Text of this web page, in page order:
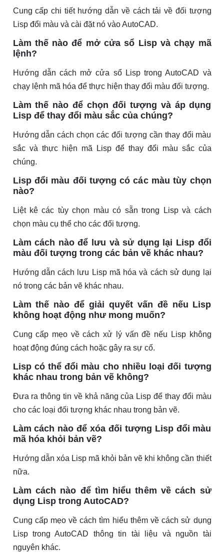
Cung cấp chi tiết hướng dẫn về cách tải về đối tượng
Lisp đổi màu và cài đặt nó vào AutoCAD.
Làm thế nào để mở cửa sổ Lisp và chạy mã
lệnh?
Hướng dẫn cách mở cửa sổ Lisp trong AutoCAD và
chạy lệnh mã hóa để thực hiện thay đổi màu đối tượng.
Làm thế nào để chọn đối tượng và áp dụng
Lisp để thay đổi màu sắc của chúng?
Hướng dẫn cách chọn các đối tượng cần thay đổi màu
sắc và thực hiện mã Lisp để thay đổi màu sắc của
chúng.
Lisp đổi màu đối tượng có các màu tùy chọn
nào?
Liệt kê các tùy chọn màu có sẵn trong Lisp và cách
chọn màu cụ thể cho các đối tượng.
Làm cách nào để lưu và sử dụng lại Lisp đổi
màu đối tượng trong các bản vẽ khác nhau?
Hướng dẫn cách lưu Lisp mã hóa và cách sử dụng lại
nó trong các bản vẽ khác nhau.
Làm thế nào để giải quyết vấn đề nếu Lisp
không hoạt động như mong muốn?
Cung cấp mẹo về cách xử lý vấn đề nếu Lisp không
hoạt động đúng cách hoặc gây ra sự cố.
Lisp có thể đổi màu cho nhiều loại đối tượng
khác nhau trong bản vẽ không?
Đưa ra thông tin về khả năng của Lisp để thay đổi màu
cho các loại đối tượng khác nhau trong bản vẽ.
Làm cách nào để xóa đối tượng Lisp đổi màu
mã hóa khỏi bản vẽ?
Hướng dẫn xóa Lisp mã khỏi bản vẽ khi không cần thiết
nữa.
Làm cách nào để tìm hiểu thêm về cách sử
dụng Lisp trong AutoCAD?
Cung cấp mẹo về cách tìm hiểu thêm về cách sử dụng
Lisp trong AutoCAD thông tin tài liệu và nguồn tài
nguyên khác.